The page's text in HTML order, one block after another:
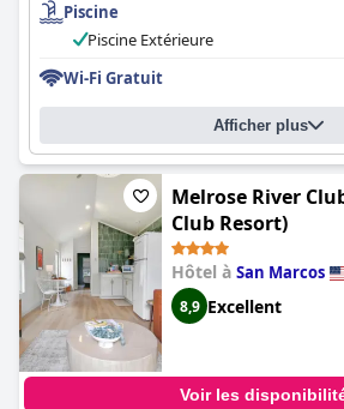
Piscine
Piscine Extérieure
Wi-Fi Gratuit
Afficher plus
Melrose River
Club Resort)
Hôtel à San Marcos
8,9 Excellent
Voir les